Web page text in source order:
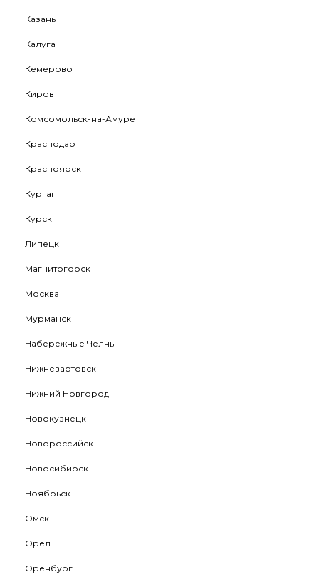
Казань
Калуга
Кемерово
Киров
Комсомольск-на-Амуре
Краснодар
Красноярск
Курган
Курск
Липецк
Магнитогорск
Москва
Мурманск
Набережные Челны
Нижневартовск
Нижний Новгород
Новокузнецк
Новороссийск
Новосибирск
Ноябрьск
Омск
Орёл
Оренбург